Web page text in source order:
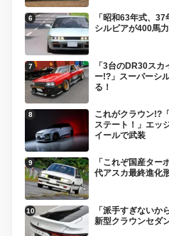
「昭和63年式、
シルビアが400馬
「3台のDR30ス
ー!?」スーパーシ
る！
これがクラウン!?
ステート！」エッ
イールで武装
「これぞ国産ター
代アスカ最終進化
「派手すぎない
新型クラウンセダ